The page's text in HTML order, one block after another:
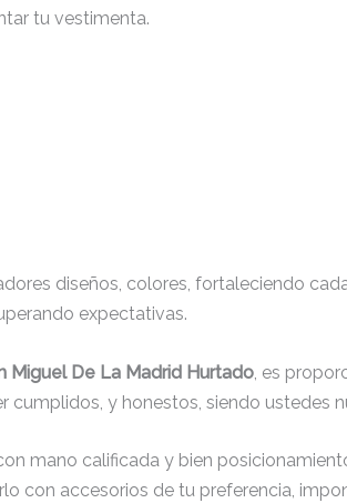
tu vestimenta.
diseños, colores, fortaleciendo
expectativas.
Miguel De La Madrid Hurtado, es
y honestos, siendo ustedes
mano calificada y bien
con accesorios de tu preferencia,